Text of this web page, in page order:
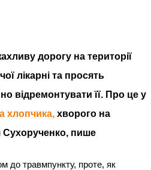
дорогу на території
лікарні та просять
відремонтувати її. Про це у
хлопчика,хворого на
Сухорученко, пише
до травмпункту, проте, як